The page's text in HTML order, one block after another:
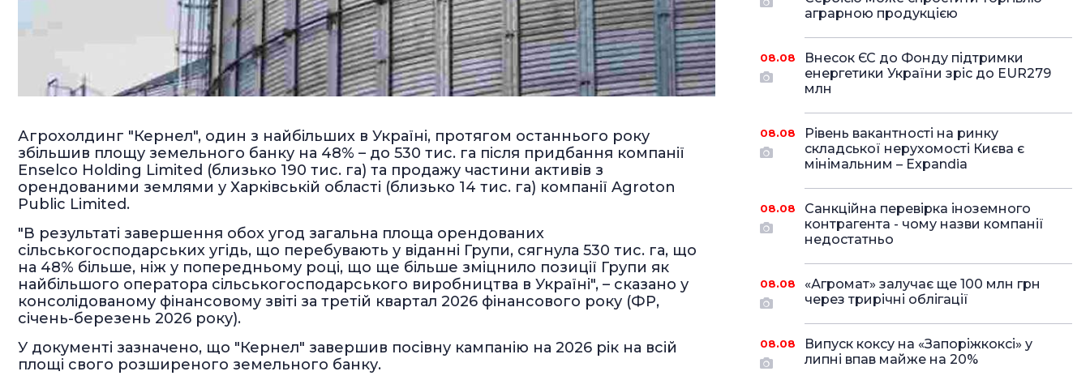
Агрохолдинг "Кернел", один з найбільших в Україні, протягом останнього року
збільшив площу земельного банку на 48% – до 530 тис. га після придбання компанії
Enselco Holding Limited (близько 190 тис. га) та продажу частини активів з
орендованими землями у Харківській області (близько 14 тис. га) компанії Agroton
Public Limited.
"В результаті завершення обох угод загальна площа орендованих
сільськогосподарських угідь, що перебувають у віданні Групи, сягнула 530 тис. га, що
на 48% більше, ніж у попередньому році, що ще більше зміцнило позиції Групи як
найбільшого оператора сільськогосподарського виробництва в Україні", – сказано у
консолідованому фінансовому звіті за третій квартал 2026 фінансового року (ФР,
січень-березень 2026 року).
У документі зазначено, що "Кернел" завершив посівну кампанію на 2026 рік на всій
площі свого розширеного земельного банку.
аграрною продукцією
08.08
Внесок ЄС до Фонду підтримки
енергетики України зріс до EUR279
млн
08.08
Рівень вакантності на ринку
складської нерухомості Києва є
мінімальним – Expandia
08.08
Санкційна перевірка іноземного
контрагента - чому назви компанії
недостатньо
08.08
«Агромат» залучає ще 100 млн грн
через трирічні облігації
08.08
Випуск коксу на «Запоріжкоксі» у
липні впав майже на 20%